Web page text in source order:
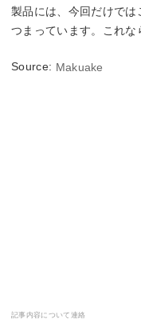
製品には、今回だけで
つまっています。これな
Source: Makuake
記事内容について連絡